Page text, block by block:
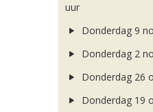
uur
Donderdag 9
Donderdag 2
Donderdag 26
Donderdag 19